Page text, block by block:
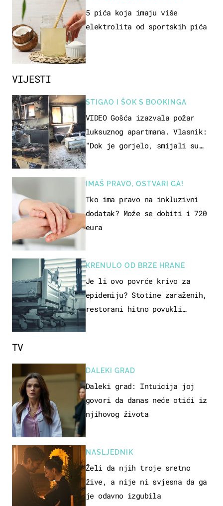
VIJESTI
STIGAO I ŠOK S BOOKINGA
VIDEO Gošća izazvala požar
luksuznog apartmana. Vlasnik:
"Dok je gorjelo, smijali su
IMAŠ PRAVO, OSTVARI GA!
Tko ima pravo na inkluzivni
dodatak? Može se dobiti i 720
eura
KRENULO OD BRZE HRANE
Je li ovo povrće krivo za
epidemiju? Stotine zaraženih,
restorani hitno povukli
5 pića koja imaju više
elektrolita od sportskih pića
TV
DALEKI GRAD
Daleki grad: Intuicija joj
govori da danas neće otići iz
njihovog života
NASLJEDNIK
Želi da njih troje sretno
žive, a nije ni svjesna da ga
je odavno izgubila